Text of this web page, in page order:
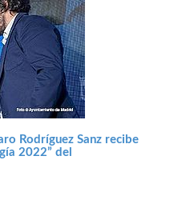
Rodríguez Sanz recibe
2022” del